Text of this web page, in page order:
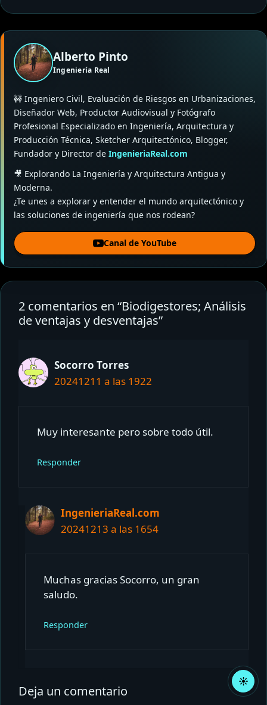
Alberto Pinto
Ingeniería Real
🚧 Ingeniero Civil, Evaluación de Riesgos en Urbanizaciones,
Diseñador Web, Productor Audiovisual y Fotógrafo
Profesional Especializado en Ingeniería, Arquitectura y
Producción Técnica, Sketcher Arquitectónico, Blogger,
Fundador y Director de IngenieriaReal.com
🎥 Explorando La Ingeniería y Arquitectura Antigua y
Moderna.
¿Te unes a explorar y entender el mundo arquitectónico y
las soluciones de ingeniería que nos rodean?
Canal de YouTube
2 comentarios en “Biodigestores; Análisis
de ventajas y desventajas”
Socorro Torres
20241211 a las 1922
Muy interesante pero sobre todo útil.
Responder
IngenieriaReal.com
20241213 a las 1654
Muchas gracias Socorro, un gran
saludo.
Responder
Deja un comentario
☀